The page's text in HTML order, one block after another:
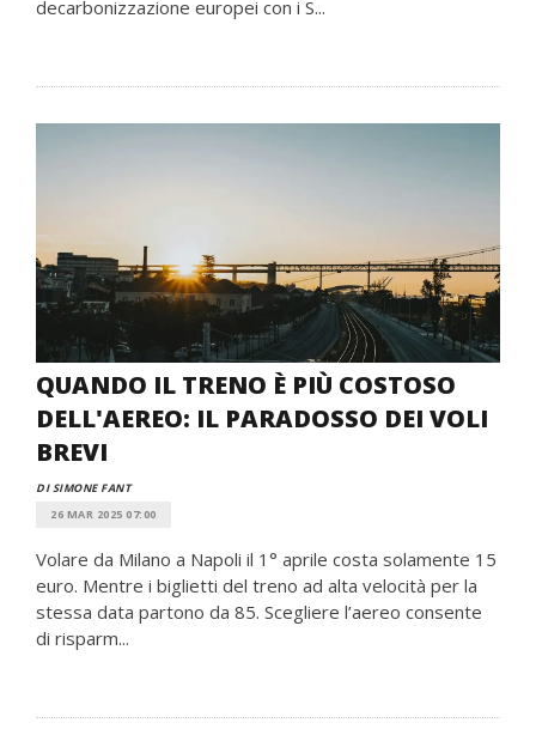
decarbonizzazione europei con i S...
QUANDO IL TRENO È PIÙ COSTOSO
DELL'AEREO: IL PARADOSSO DEI VOLI
BREVI
DI SIMONE FANT
26 MAR 2025 07:00
Volare da Milano a Napoli il 1° aprile costa solamente 15
euro. Mentre i biglietti del treno ad alta velocità per la
stessa data partono da 85. Scegliere l’aereo consente
di risparm...